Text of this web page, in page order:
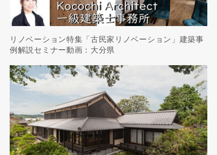
リノベーション特集「古民家リノベーション」建築事
例解説セミナー動画：大分県